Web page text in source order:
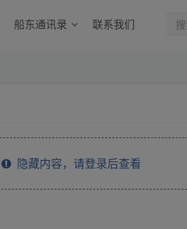
船东通讯录 联系我们
隐藏内容，请登录后查看